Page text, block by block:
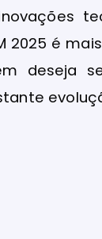
2025 é
deseja